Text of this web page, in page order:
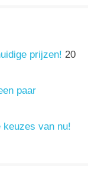
prijzen! 20
paar
keuzes van nu!